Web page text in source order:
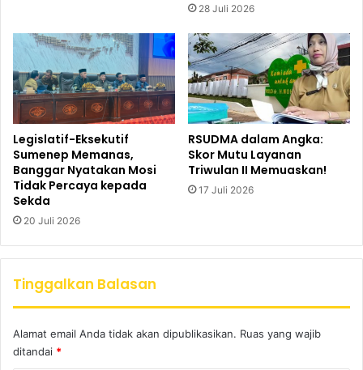
28 Juli 2026
Legislatif-Eksekutif
Sumenep Memanas,
Banggar Nyatakan Mosi
Tidak Percaya kepada
Sekda
20 Juli 2026
RSUDMA dalam Angka:
Skor Mutu Layanan
Triwulan II Memuaskan!
17 Juli 2026
Tinggalkan Balasan
Alamat email Anda tidak akan dipublikasikan. Ruas yang wajib
ditandai *